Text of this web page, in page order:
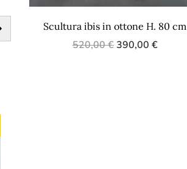
Scultura ibis in ottone H. 80 cm
520,00€390,00 €